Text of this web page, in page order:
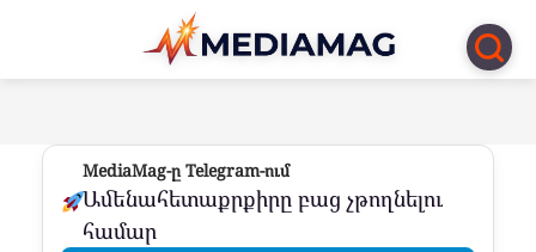
Перейти
контенту
MediaMag-ը Telegram-ում
Ամենահետաքրքիրը բաց չթողնելու
համար